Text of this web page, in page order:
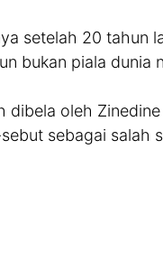
setelah 20 tahun
bukan piala dunia
dibela oleh
sebagai salah